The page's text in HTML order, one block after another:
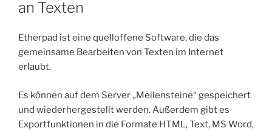
an Texten
Etherpad ist eine quelloffene Software, die das
gemeinsame Bearbeiten von Texten im Internet
erlaubt.
Es können auf dem Server „Meilensteine“ gespeichert
und wiederhergestellt werden. Außerdem gibt es
Exportfunktionen in die Formate HTML, Text, MS Word,